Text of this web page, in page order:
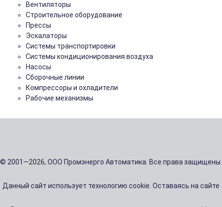
Вентиляторы
Строительное оборудование
Прессы
Эскалаторы
Системы транспортировки
Системы кондиционирования воздуха
Насосы
Сборочные линии
Компрессоры и охладители
Рабочие механизмы
© 2001—2026, ООО Промэнерго Автоматика. Все права защищены.
Данный сайт использует технологию cookie. Оставаясь на сайте